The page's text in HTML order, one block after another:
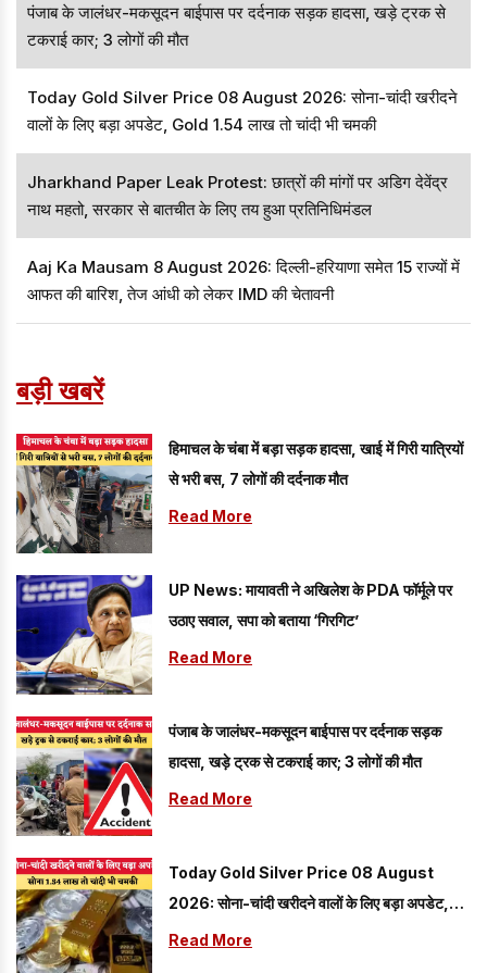
पंजाब के जालंधर-मकसूदन बाईपास पर दर्दनाक सड़क हादसा, खड़े ट्रक से
टकराई कार; 3 लोगों की मौत
Today Gold Silver Price 08 August 2026: सोना-चांदी खरीदने
वालों के लिए बड़ा अपडेट, Gold ₹1.54 लाख तो चांदी भी चमकी
Jharkhand Paper Leak Protest: छात्रों की मांगों पर अडिग देवेंद्र
नाथ महतो, सरकार से बातचीत के लिए तय हुआ प्रतिनिधिमंडल
Aaj Ka Mausam 8 August 2026: दिल्ली-हरियाणा समेत 15 राज्यों में
आफत की बारिश, तेज आंधी को लेकर IMD की चेतावनी
बड़ी खबरें
हिमाचल के चंबा में बड़ा सड़क हादसा, खाई में गिरी यात्रियों
से भरी बस, 7 लोगों की दर्दनाक मौत
Read More
UP News: मायावती ने अखिलेश के PDA फॉर्मूले पर
उठाए सवाल, सपा को बताया ‘गिरगिट’
Read More
पंजाब के जालंधर-मकसूदन बाईपास पर दर्दनाक सड़क
हादसा, खड़े ट्रक से टकराई कार; 3 लोगों की मौत
Read More
Today Gold Silver Price 08 August
2026: सोना-चांदी खरीदने वालों के लिए बड़ा अपडेट,
Gold ₹1.54 लाख तो चांदी भी चमकी
Read More